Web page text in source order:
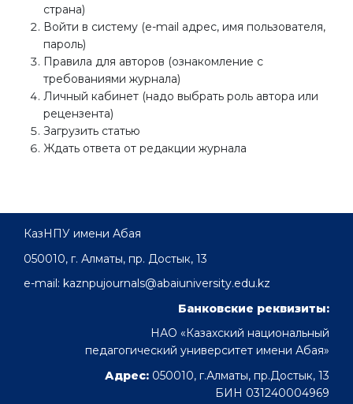
страна)
Войти в систему (е-mail адрес, имя пользователя,
пароль)
Правила для авторов (ознакомление с
требованиями журнала)
Личный кабинет (надо выбрать роль автора или
рецензента)
Загрузить статью
Ждать ответа от редакции журнала
КазНПУ имени Абая
050010, г. Алматы, пр. Достык, 13
e-mail: kaznpujournals@abaiuniversity.edu.kz
Банковские реквизиты:
НАО «Казахский национальный
педагогический университет имени Абая»
Адрес: 050010, г.Алматы, пр.Достык, 13
БИН 031240004969